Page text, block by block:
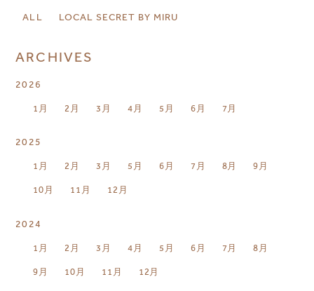
ALL LOCAL SECRET BY MIRU
ARCHIVES
2026
1月 2月 3月 4月 5月 6月 7月
2025
1月 2月 3月 5月 6月 7月 8月 9月
10月 11月 12月
2024
1月 2月 3月 4月 5月 6月 7月 8月
9月 10月 11月 12月